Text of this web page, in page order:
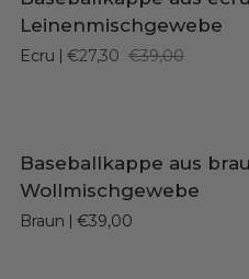
aus
ecrufarbenem
Leinenmischgewebe
Leinenmischgewebe
Ecru €27,30 €39,00
IN DEN
Baseballkappe
aus
Wollmischgewebe
Baseballkappe aus
Wollmischgewebe
Braun €39,00